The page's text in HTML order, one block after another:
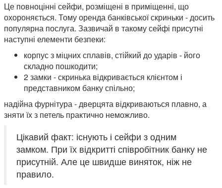
Це повноцінні сейфи, розміщені в приміщенні, що
охороняється. Тому оренда банківської скриньки - досить
популярна послуга. Зазвичай в такому сейфі присутні
наступні елементи безпеки:
корпус з міцних сплавів, стійкий до ударів - його
складно пошкодити;
2 замки - скринька відкривається клієнтом і
представником банку спільно;
надійна фурнітура - дверцята відкриваються плавно, а
зняти їх з петель практично неможливо.
Цікавий факт: існують і сейфи з одним
замком. При їх відкритті співробітник банку не
присутній. Але це швидше виняток, ніж не
правило.